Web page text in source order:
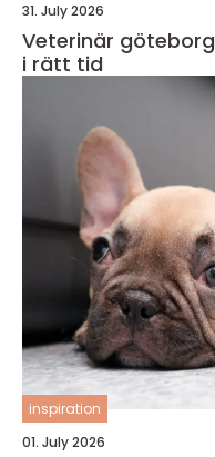
31. July 2026
Veterinär göteborg så hittar djuret rätt vård
i rätt tid
inspiration
01. July 2026